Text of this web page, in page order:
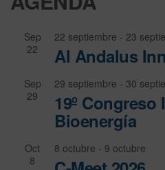
Sep
22
22 septiembre - 23
Al Andalus
Sep
29
29 septiembre - 30
19º
Bioenergía
Oct
8
8 octubre - 9 octubre